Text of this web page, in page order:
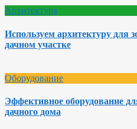
Архитектура
Используем архитектуру для
дачном участке
Оборудование
Эффективное оборудование
дачного дома